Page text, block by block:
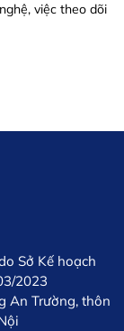
việc theo dõi
Sở Kế hoạch
2023
An Trường, thôn